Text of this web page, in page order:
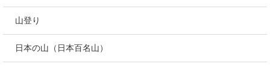
山登り
日本の山（日本百名山）